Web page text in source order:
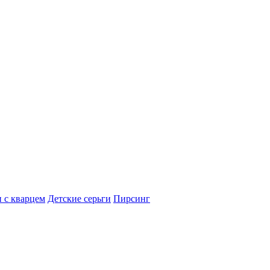
с кварцем Детские серьги Пирсинг